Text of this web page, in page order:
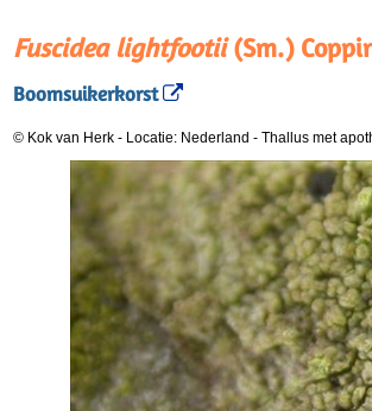
Fuscidea lightfootii(Sm.)
Boomsuikerkorst
© Kok van Herk - Locatie: Nederland - Thallus met